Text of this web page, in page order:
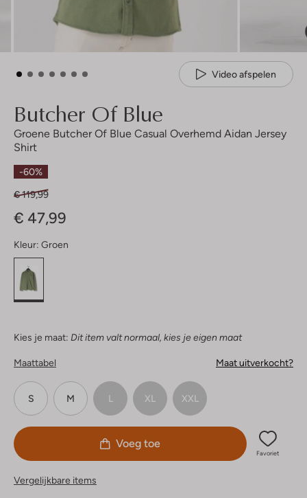
Video afspelen
Butcher Of Blue
Groene Butcher Of Blue Casual Overhemd Aidan Jersey
Shirt
-60%
€ 119,99
€ 47,99
Kleur: Groen
Kies je maat: Dit item valt normaal, kies je eigen maat
Maattabel Maat uitverkocht?
S M L XL XXL
Voeg toe
Favoriet
Vergelijkbare items